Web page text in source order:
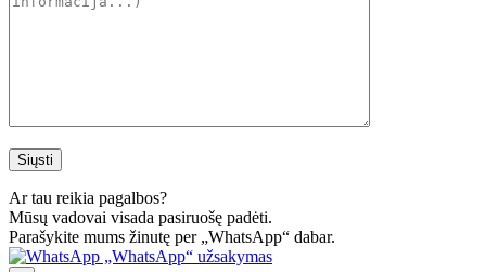
Ar tau reikia pagalbos?
Mūsų vadovai visada pasiruošę padėti.
Parašykite mums žinutę per „WhatsApp“ dabar.
„WhatsApp“ užsakymas